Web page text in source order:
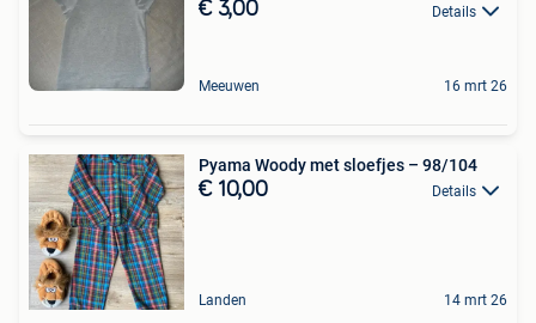
€ 3,00 Details
Meeuwen 16 mrt 26
Pyama Woody met sloefjes – 98/104
€ 10,00 Details
Landen 14 mrt 26